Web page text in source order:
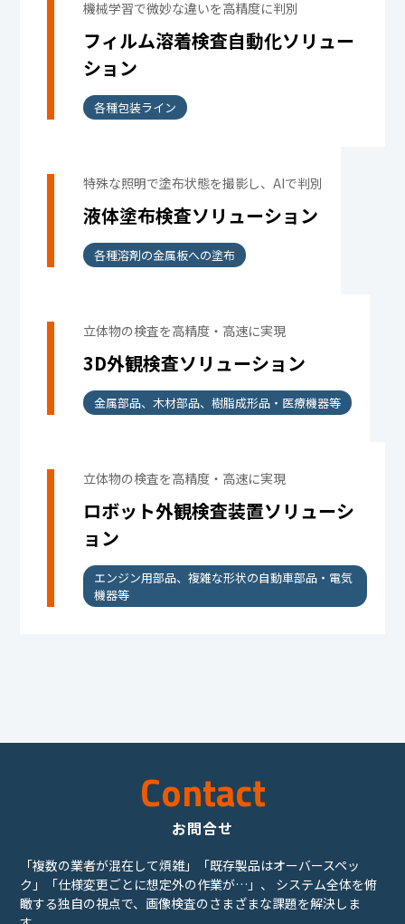
機械学習で微妙な違いを高精度に判別
フィルム溶着検査自動化ソリュー
ション
各種包装ライン
特殊な照明で塗布状態を撮影し、AIで判別
液体塗布検査ソリューション
各種溶剤の金属板への塗布
立体物の検査を高精度・高速に実現
3D外観検査ソリューション
金属部品、木材部品、樹脂成形品・医療機器等
立体物の検査を高精度・高速に実現
ロボット外観検査装置ソリューシ
ョン
エンジン用部品、複雑な形状の自動車部品・電気
機器等
Contact
お問合せ
「複数の業者が混在して煩雑」「既存製品はオーバースペッ
ク」「仕様変更ごとに想定外の作業が…」、
システム全体を俯
瞰する独自の視点で、画像検査のさまざまな課題を解決しま